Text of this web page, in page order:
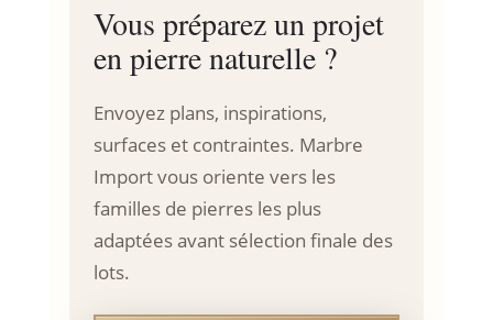
Vous préparez un projet
en pierre naturelle ?
Envoyez plans, inspirations,
surfaces et contraintes. Marbre
Import vous oriente vers les
familles de pierres les plus
adaptées avant sélection finale des
lots.